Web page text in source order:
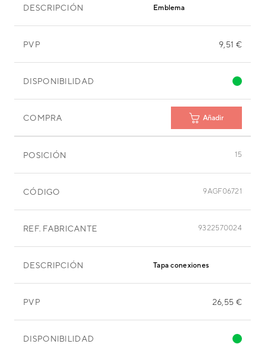
DESCRIPCIÓN Emblema
PVP 9,51 €
DISPONIBILIDAD
COMPRA Añadir
POSICIÓN 15
CÓDIGO 9AGF06721
REF. FABRICANTE 9322570024
DESCRIPCIÓN Tapa conexiones
PVP 26,55 €
DISPONIBILIDAD